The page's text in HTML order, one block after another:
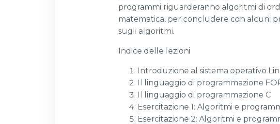
programmi riguarderanno algoritmi di
matematica, per concludere con alcuni
sugli algoritmi.
Indice delle lezioni
Introduzione al sistema operativo
Il linguaggio di programmazione
Il linguaggio di programmazione C
Esercitazione 1: Algoritmi e
Esercitazione 2: Algoritmi e